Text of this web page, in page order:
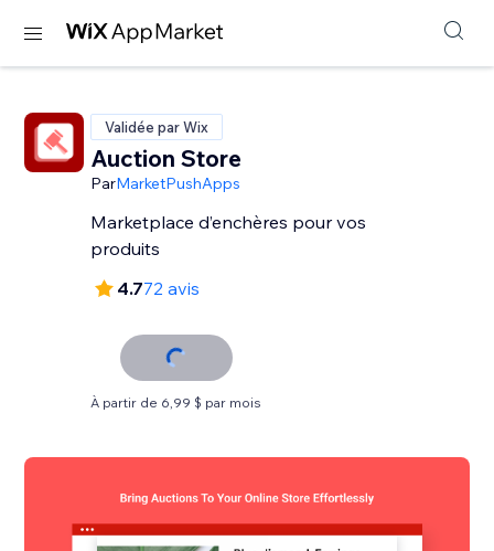
Validée par Wix
Auction Store
ParMarketPushApps
Marketplace d’enchères pour vos
produits
4.772 avis
À partir de 6,99 $ par mois